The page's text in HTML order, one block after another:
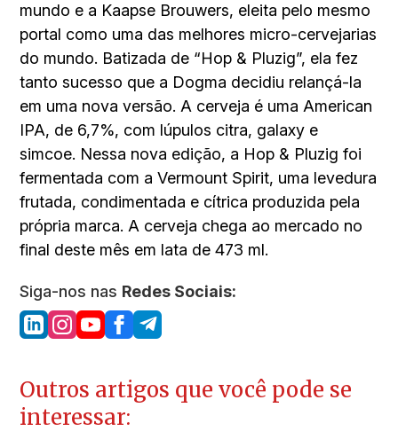
mundo e a Kaapse Brouwers, eleita pelo mesmo
portal como uma das melhores micro-cervejarias
do mundo. Batizada de “Hop & Pluzig”, ela fez
tanto sucesso que a Dogma decidiu relançá-la
em uma nova versão. A cerveja é uma American
IPA, de 6,7%, com lúpulos citra, galaxy e
simcoe. Nessa nova edição, a Hop & Pluzig foi
fermentada com a Vermount Spirit, uma levedura
frutada, condimentada e cítrica produzida pela
própria marca. A cerveja chega ao mercado no
final deste mês em lata de 473 ml.
Siga-nos nas Redes Sociais:
Outros artigos que você pode se
interessar: